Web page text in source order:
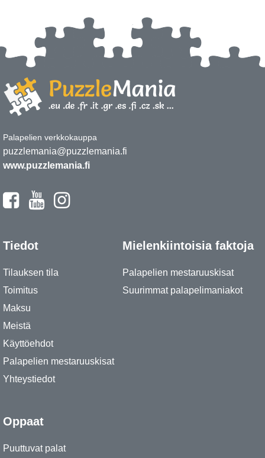
Palapelien verkkokauppa
puzzlemania@puzzlemania.fi
www.puzzlemania.fi
Tiedot
Tilauksen tila
Toimitus
Maksu
Meistä
Käyttöehdot
Palapelien mestaruuskisat
Yhteystiedot
Mielenkiintoisia faktoja
Palapelien mestaruuskisat
Suurimmat palapelimaniakot
Oppaat
Puuttuvat palat